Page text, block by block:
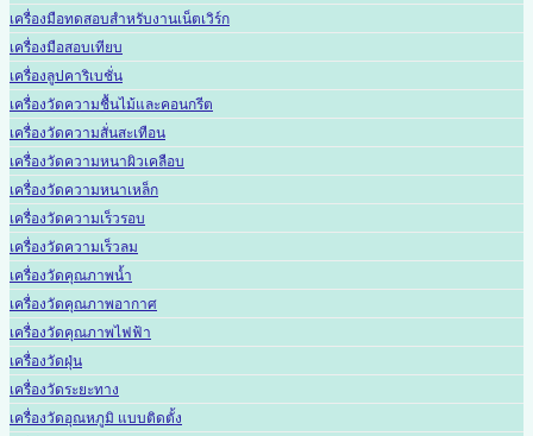
เครื่องมือทดสอบสำหรับงานเน็ตเวิร์ก
เครื่องมือสอบเทียบ
เครื่องลูปคาริเบชั่น
เครื่องวัดความชื้นไม้และคอนกรีต
เครื่องวัดความสั่นสะเทือน
เครื่องวัดความหนาผิวเคลือบ
เครื่องวัดความหนาเหล็ก
เครื่องวัดความเร็วรอบ
เครื่องวัดความเร็วลม
เครื่องวัดคุณภาพน้ำ
เครื่องวัดคุณภาพอากาศ
เครื่องวัดคุณภาพไฟฟ้า
เครื่องวัดฝุ่น
เครื่องวัดระยะทาง
เครื่องวัดอุณหภูมิ แบบติดตั้ง